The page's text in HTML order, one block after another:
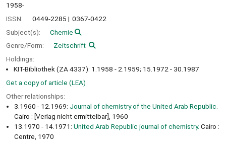
1958-
ISSN:
0449-2285
0367-0422
Subject(s):
Chemie
Genre/Form:
Zeitschrift
Holdings:
KIT-Bibliothek (ZA 4337): 1.1958 - 2.1959; 15.1972 - 30.1987
Get a copy of article (LEA)
Other relationships:
3.1960 - 12.1969: Journal of chemistry of the United Arab Republic.
Cairo : [Verlag nicht ermittelbar], 1960
13.1970 - 14.1971: United Arab Republic journal of chemistry. Cairo :
Centre, 1970